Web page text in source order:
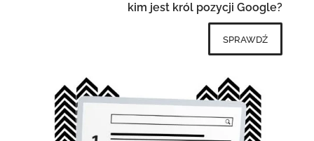
kim jest król pozycji Google?
sprawdź